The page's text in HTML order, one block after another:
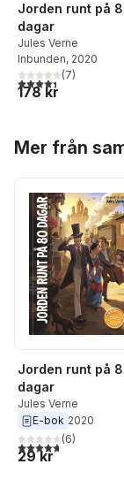
Jorden runt på
dagar
Jules Verne
Inbunden, 2020
4,4utav 5 stjärnor.
(7)
178 kr
Mer från
Jorden runt på
dagar
Jules Verne
E-bok 2020
4,7utav 5 stjärnor.
(6)
29 kr